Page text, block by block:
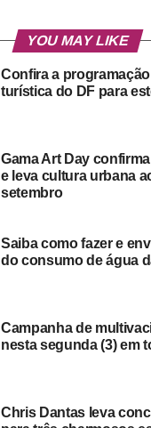
YOU MAY LIKE
Confira a
turística do DF para
Gama Art Day
e leva cultura urbana
setembro
Saiba como fazer e
do consumo de água
Campanha de
nesta segunda (3) em
Chris Dantas leva